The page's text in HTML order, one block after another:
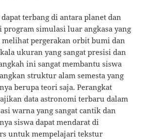
terbang di antara planet dan
simulasi luar angkasa yang
melihat pergerakan orbit bumi dan
ukuran yang sangat presisi dan
ini sangat membantu siswa
struktur alam semesta yang
berupa teori saja. Perangkat
data astronomi terbaru dalam
warna yang sangat cantik dan
siswa dapat mendarat di
untuk mempelajari tekstur